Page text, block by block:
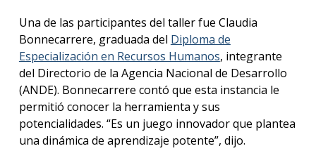
Una de las participantes del taller fue Claudia
Bonnecarrere, graduada del Diploma de
Especialización en Recursos Humanos, integrante
del Directorio de la Agencia Nacional de Desarrollo
(ANDE). Bonnecarrere contó que esta instancia le
permitió conocer la herramienta y sus
potencialidades. “Es un juego innovador que plantea
una dinámica de aprendizaje potente”, dijo.